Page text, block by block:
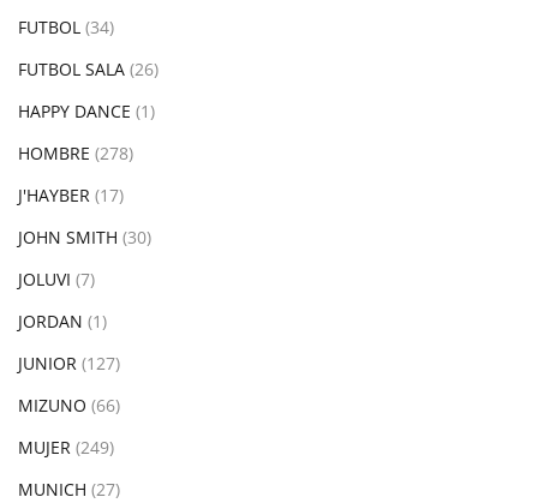
FUTBOL (34)
FUTBOL SALA (26)
HAPPY DANCE (1)
HOMBRE (278)
J'HAYBER (17)
JOHN SMITH (30)
JOLUVI (7)
JORDAN (1)
JUNIOR (127)
MIZUNO (66)
MUJER (249)
MUNICH (27)